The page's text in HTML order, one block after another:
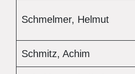
Schmelmer, Helmut
Schmitz, Achim